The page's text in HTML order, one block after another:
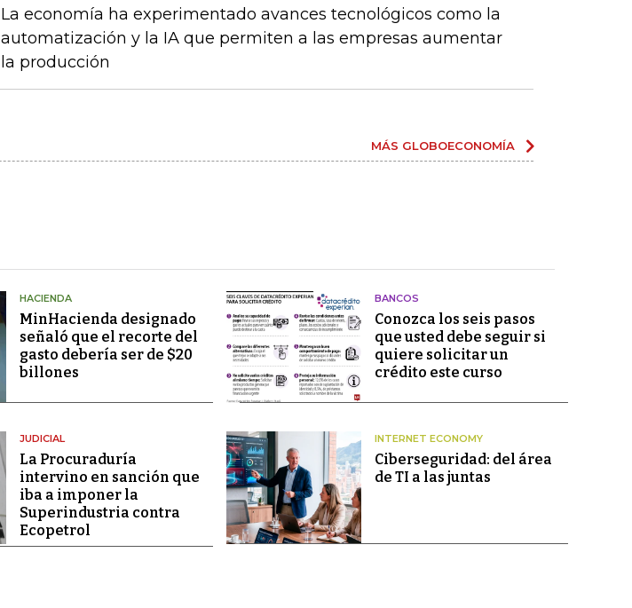
La economía ha experimentado avances tecnológicos como la
automatización y la IA que permiten a las empresas aumentar
la producción
MÁS GLOBOECONOMÍA
HACIENDA
MinHacienda designado
señaló que el recorte del
gasto debería ser de $20
billones
BANCOS
Conozca los seis pasos
que usted debe seguir si
quiere solicitar un
crédito este curso
JUDICIAL
La Procuraduría
intervino en sanción que
iba a imponer la
Superindustria contra
Ecopetrol
INTERNET ECONOMY
Ciberseguridad: del área
de TI a las juntas